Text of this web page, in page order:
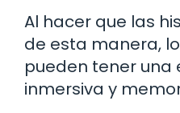
Al hacer que las
de esta manera,
pueden tener una
inmersiva y